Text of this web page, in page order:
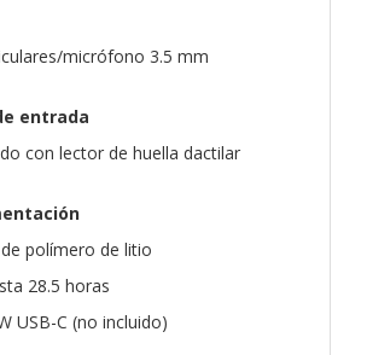
micrófono 3.5 mm
entrada
con lector de huella dactilar
polímero de litio
28.5 horas
USB-C (no incluido)